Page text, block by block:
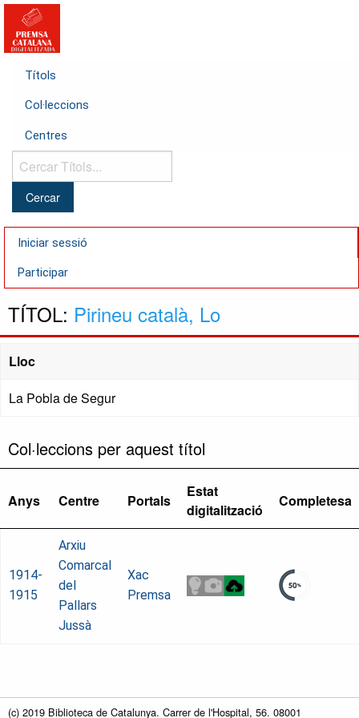
Títols
Col·leccions
Centres
Cercar
Títols...
Iniciar sessió
Participar
TÍTOL: Pirineu català, Lo
Lloc
La Pobla de Segur
Col·leccions per aquest títol
Anys Centre Portals
Estat
digitalització
Completesa
1914-
1915
Arxiu
Comarcal
del
Pallars
Jussà
Xac
Premsa
(c) 2019 Biblioteca de Catalunya. Carrer de l'Hospital, 56. 08001